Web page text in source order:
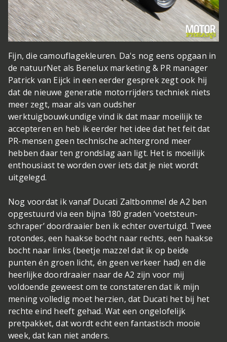
Fijn, die camouflagekleuren. Da's nog eens opgaan in
de natuurNet als Benelux marketing & PR manager
Patrick van Eijck in een eerder gesprek zegt ook hij
dat de nieuwe generatie motorrijders techniek niets
meer zegt, maar als van oudsher
werktuigbouwkundige vind ik dat maar moeilijk te
accepteren en heb ik eerder het idee dat het feit dat
PR-mensen geen technische achtergrond meer
hebben daar ten grondslag aan ligt. Het is moeilijk
enthousiast te worden over iets dat je niet wordt
uitgelegd.
Nog voordat ik vanaf Ducati Zaltbommel de A2 ben
opgestuurd via een bijna 180 graden ‘voetsteun-
schraper’ doordraaier ben ik echter overtuigd. Twee
rotondes, een haakse bocht naar rechts, een haakse
bocht naar links (beetje mazzel dat ik op beide
punten én groen licht, én geen verkeer had) en die
heerlijke doordraaier naar de A2 zijn voor mij
voldoende geweest om te constateren dat ik mijn
mening volledig moet herzien, dat Ducati het bij het
rechte eind heeft gehad. Wat een ongelofelijk
pretpakket, dat wordt echt een fantastisch mooie
week, dat kan niet anders.